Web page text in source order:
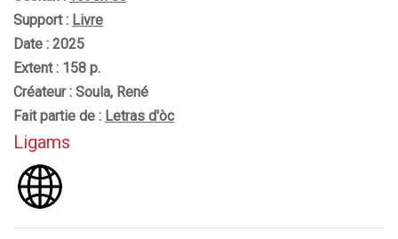
Support : Livre
Date : 2025
Extent : 158 p.
Créateur : Soula, René
Fait partie de : Letras d'òc
Ligams